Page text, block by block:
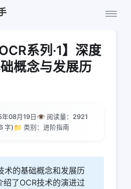
系列·1】深度
概念与发展历
08月19日 👁️ 阅读量： 2921
字) 📁 类别：进阶指南
术的基础概念和发展历
绍了OCR技术的演进过